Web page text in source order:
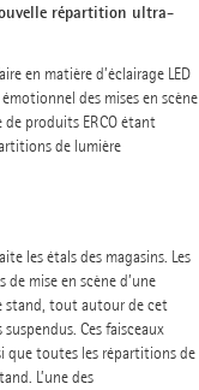
répartition ultra-
en matière d’éclairage LED
des mises en scène
produits ERCO étant
de lumière
les étals des magasins. Les
mise en scène d’une
stand, tout autour de cet
Ces faisceaux
que toutes les répartitions de
L’une des